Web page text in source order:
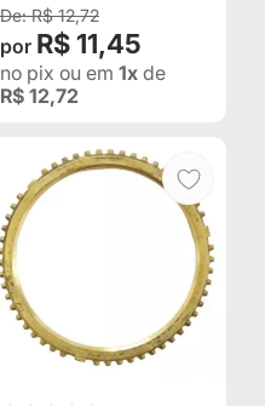
R$ 12,72
R$ 11,45
no pix ou em 1x de
R$ 12,72